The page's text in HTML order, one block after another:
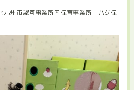
州市認可事業所内保育事業所 ハグ保